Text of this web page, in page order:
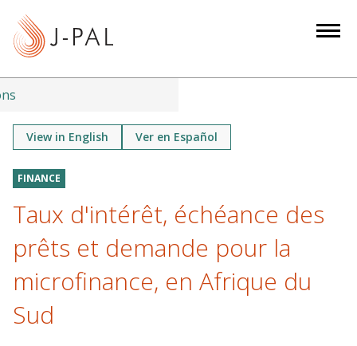
t
View in English Ver en Español
FINANCE
Taux d'intérêt, échéance des
prêts et demande pour la
microfinance, en Afrique du
Sud